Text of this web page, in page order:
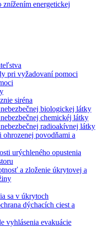
znížením energetickej
pri vyžadovaní pomoci
siréna
biologickej látky
chemickéj látky
radioakívnej látky
povodňami a
urýchleného opustenia
a zloženie úkrytovej a
sa v úkrytoch
dýchacích ciest a
vyhlásenia evakuácie